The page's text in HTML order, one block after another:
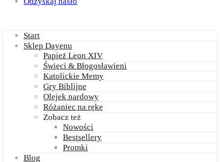
Start
Sklep Dayenu
Papież Leon XIV
Święci & Błogosławieni
Katolickie Memy
Gry Biblijne
Olejek nardowy
Różaniec na rękę
Zobacz też
Nowości
Bestsellery
Promki
Blog